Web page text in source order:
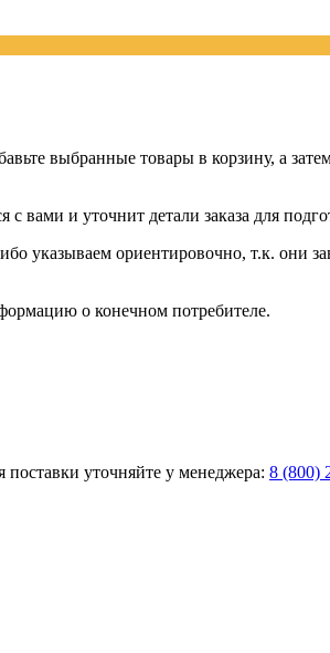
выбранные товары в корзину, а
вами и уточнит детали заказа для
указываем ориентировочно, т.к. они
о конечном потребителе.
уточняйте у менеджера: 8 (800)